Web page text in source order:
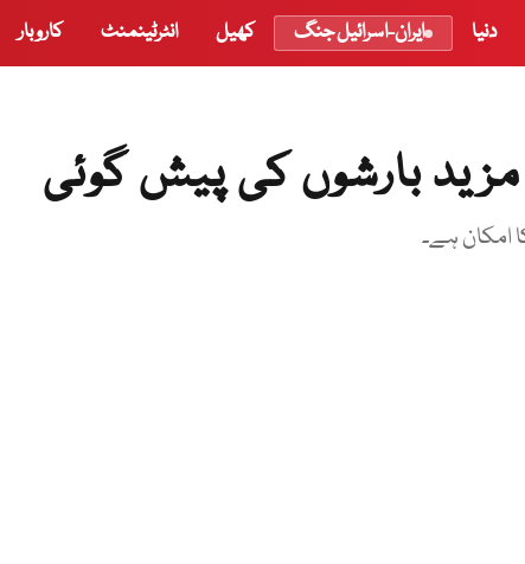
دنیا ایران-اسرائیل جنگ کھیل انٹرٹینمنٹ کاروبار